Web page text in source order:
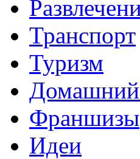
Транспорт
Туризм
Домашний
Франшизы
Идеи